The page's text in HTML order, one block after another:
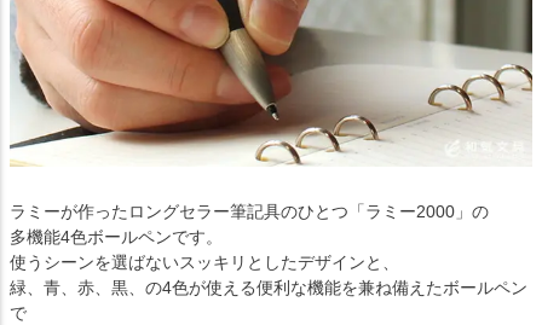
ラミーが作ったロングセラー筆記具のひとつ「ラミー2000」の
多機能4色ボールペンです。
使うシーンを選ばないスッキリとしたデザインと、
緑、青、赤、黒、の4色が使える便利な機能を兼ね備えたボールペン
で